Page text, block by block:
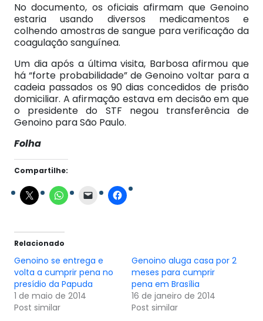
No documento, os oficiais afirmam que Genoino
estaria usando diversos medicamentos e
colhendo amostras de sangue para verificação da
coagulação sanguínea.
Um dia após a última visita, Barbosa afirmou que
há “forte probabilidade” de Genoino voltar para a
cadeia passados os 90 dias concedidos de prisão
domiciliar. A afirmação estava em decisão em que
o presidente do STF negou transferência de
Genoino para São Paulo.
Folha
Compartilhe:
Relacionado
Genoino se entrega e
volta a cumprir pena no
presídio da Papuda
1 de maio de 2014
Post similar
Genoino aluga casa por 2
meses para cumprir
pena em Brasília
16 de janeiro de 2014
Post similar